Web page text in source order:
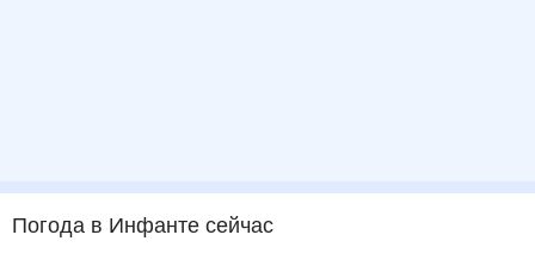
Погода в Инфантесейчас